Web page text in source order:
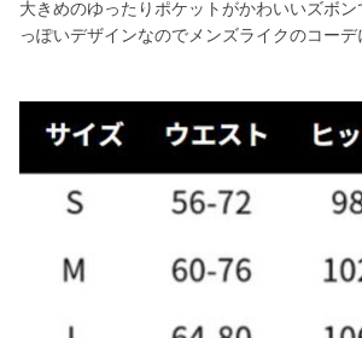
大きめのゆったりポケットがかわいいズボ
っぽいデザインなのでメンズライクのコーデ